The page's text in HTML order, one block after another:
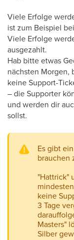
Viele Erfolge
ist zum Beispiel
Viele Erfolge
ausgezahlt.
Hab bitte etwas
nächsten Morgen,
keine Support-
– die Supporter
und werden dir
sollst.
Es gibt
brauchen
"Hattrick"
keine
3 Tage
Masters"
Silber